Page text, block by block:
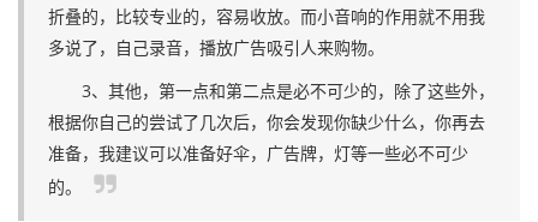
折叠的，比较专业的，容易收放。而小音响的作用就不用我
多说了，自己录音，播放广告吸引人来购物。
3、其他，第一点和第二点是必不可少的，除了这些外，
根据你自己的尝试了几次后，你会发现你缺少什么，你再去
准备，我建议可以准备好伞，广告牌，灯等一些必不可少
的。